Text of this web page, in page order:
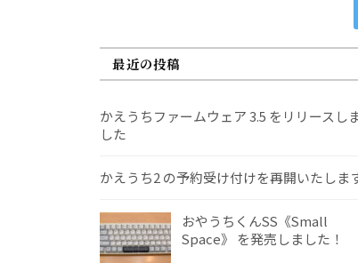
最近の投稿
かえうちファームウェア 3.5 をリリースし
した
かえうち2 の予約受け付けを再開いたしま
おやうちくんSS《Small
Space》 を発売しました！